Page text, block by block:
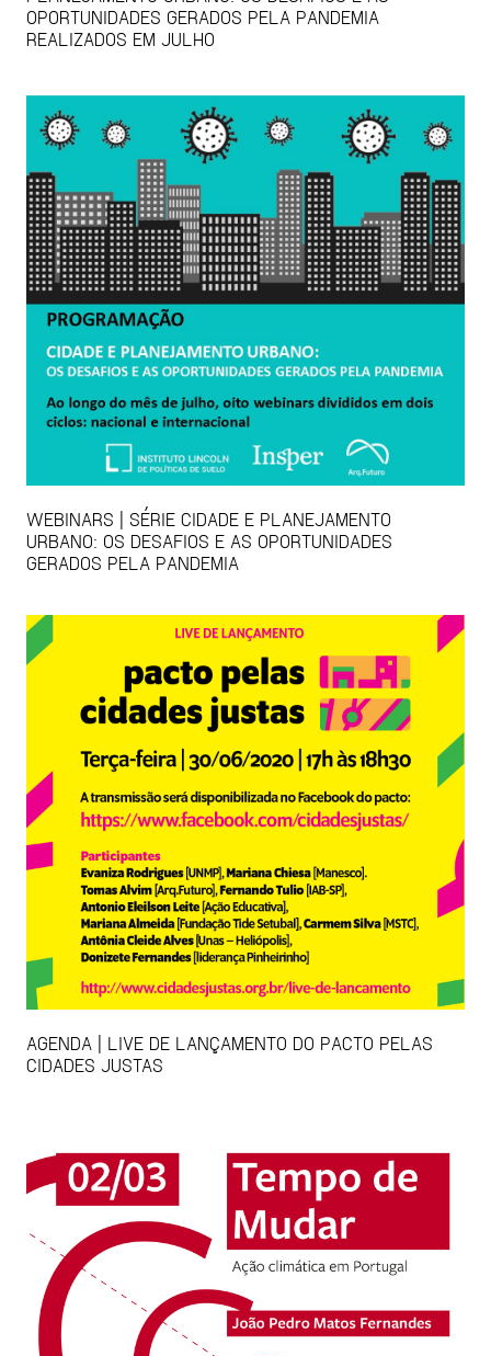
OPORTUNIDADES GERADOS PELA PANDEMIA
REALIZADOS EM JULHO
WEBINARS | SÉRIE CIDADE E PLANEJAMENTO
URBANO: OS DESAFIOS E AS OPORTUNIDADES
GERADOS PELA PANDEMIA
AGENDA | LIVE DE LANÇAMENTO DO PACTO PELAS
CIDADES JUSTAS